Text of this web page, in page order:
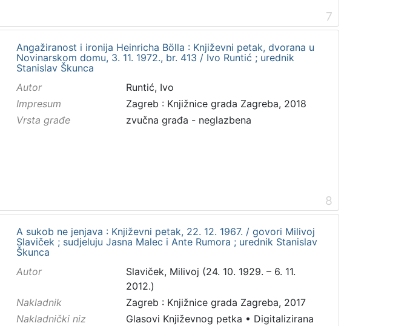
7
Angažiranost i ironija Heinricha Bölla : Književni petak, dvorana u
Novinarskom domu, 3. 11. 1972., br. 413 / Ivo Runtić ; urednik
Stanislav Škunca
Autor
Runtić, Ivo
Impresum
Zagreb : Knjižnice grada Zagreba, 2018
Vrsta građe
zvučna građa - neglazbena
8
A sukob ne jenjava : Književni petak, 22. 12. 1967. / govori Milivoj
Slaviček ; sudjeluju Jasna Malec i Ante Rumora ; urednik Stanislav
Škunca
Autor
Slaviček, Milivoj (24. 10. 1929. – 6. 11.
2012.)
Nakladnik
Zagreb : Knjižnice grada Zagreba, 2017
Nakladnički niz
Glasovi Književnog petka • Digitalizirana